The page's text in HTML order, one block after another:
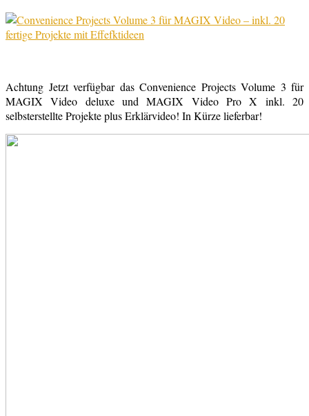
Achtung Jetzt verfügbar das Convenience Projects Volume 3 für
MAGIX Video deluxe und MAGIX Video Pro X inkl. 20
selbsterstellte Projekte plus Erklärvideo! In Kürze lieferbar!